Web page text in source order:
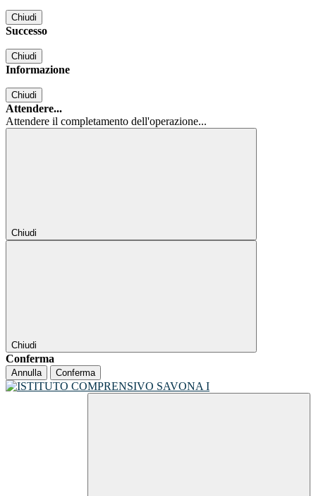
Chiudi
Successo
Chiudi
Informazione
Chiudi
Attendere...
Attendere il completamento dell'operazione...
Chiudi
Chiudi
Conferma
Annulla Conferma